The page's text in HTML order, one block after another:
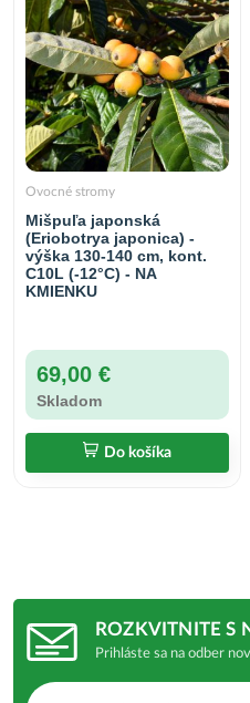
Ovocné stromy
Mišpuľa japonská
(Eriobotrya japonica) -
výška 130-140 cm, kont.
C10L (-12°C) - NA
KMIENKU
69,00 €
Skladom
Do košíka
ROZKVITNITE S
Prihláste sa na odber